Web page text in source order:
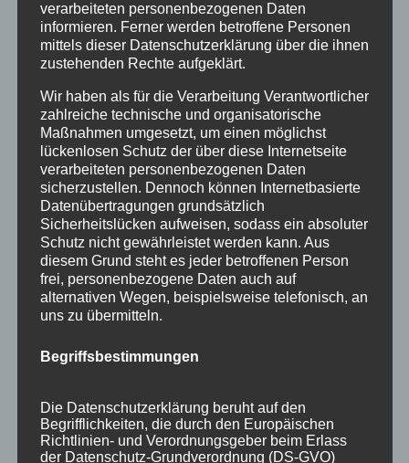
OktoberNest – freie Ferienwohnungen
Oberstdorf im Oktober
vonHausPartale|Sep. 30, 2021
statt OktoberFest – Ihr OktoberNest wir haben
noch gemütliche freie Ferienwohnungen im
verarbeiteten personenbezogenen Daten
informieren. Ferner werden betroffene Personen
mittels dieser Datenschutzerklärung über die ihnen
zustehenden Rechte aufgeklärt.
Wir haben als für die Verarbeitung Verantwortlicher
zahlreiche technische und organisatorische
Maßnahmen umgesetzt, um einen möglichst
lückenlosen Schutz der über diese Internetseite
verarbeiteten personenbezogenen Daten
sicherzustellen. Dennoch können Internetbasierte
Datenübertragungen grundsätzlich
Sicherheitslücken aufweisen, sodass ein absoluter
Schutz nicht gewährleistet werden kann. Aus
diesem Grund steht es jeder betroffenen Person
frei, personenbezogene Daten auch auf
alternativen Wegen, beispielsweise telefonisch, an
uns zu übermitteln.
Begriffsbestimmungen
Die Datenschutzerklärung beruht auf den
Begrifflichkeiten, die durch den Europäischen
Richtlinien- und Verordnungsgeber beim Erlass
der Datenschutz-Grundverordnung (DS-GVO)